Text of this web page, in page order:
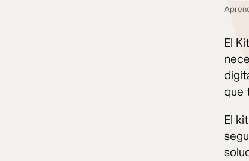
El
que
El